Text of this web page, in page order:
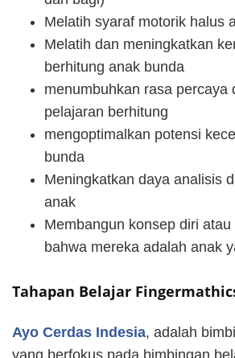
Melatih syaraf motorik halus
Melatih dan meningkatkan
berhitung anak bunda
menumbuhkan rasa percaya
pelajaran berhitung
mengoptimalkan potensi
bunda
Meningkatkan daya analisis
anak
Membangun konsep diri
bahwa mereka adalah anak
Tahapan Belajar
Ayo Cerdas Indesia, adalah